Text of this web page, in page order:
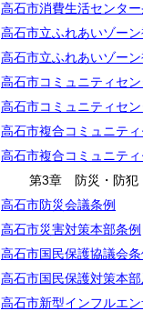
高石市消費生活センター
高石市立ふれあいゾー
高石市立ふれあいゾー
高石市コミュニティセン
高石市コミュニティセ
高石市複合コミュニテ
高石市複合コミュニテ
第3章 防災・防犯
高石市防災会議条例
高石市災害対策本部条例
高石市国民保護協議会条
高石市国民保護対策本
高石市新型インフルエ